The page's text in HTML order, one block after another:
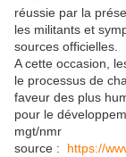
réussie par la
les militants et
sources officielles.
A cette occasion,
le processus de
faveur des plus
pour le
mgt/nmr
source : https://